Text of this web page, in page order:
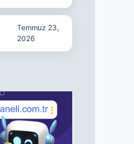
Temmuz 23,
2026